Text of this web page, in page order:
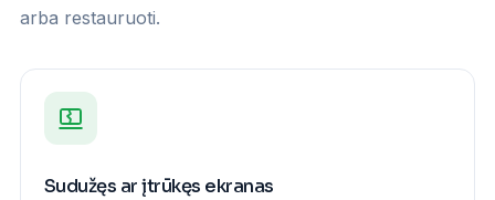
arba restauruoti.
Sudužęs ar įtrūkęs ekranas